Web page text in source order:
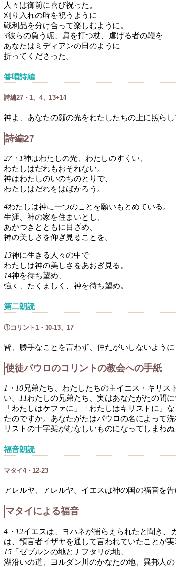
人々は御前に喜び祝った。
刈り入れの時を祝うように
戦利品を分け合って楽しむように。
3彼らの負う軛、肩を打つ杖、虐げる者の鞭を
あなたはミディアンの日のように
折ってくださった。
答唱詩編
詩編27・1、4、13+14
神よ、あなたの顔の光をわたしたちの上に照らし
詩編27
27・1神はわたしの光、わたしのすくい、
わたしはだれもおそれない。
神はわたしのいのちのとりで、
わたしはだれをはばかろう。
4わたしは神に一つのことを願いもとめている。
生涯、神の家を住まいとし、
あかつきとともに目ざめ、
神の美しさを仰ぎ見ることを。
13神に生きる人々の中で
わたしは神の美しさをあおぎ見る。
14神を待ち望め、
強く、たくましく、神を待ち望め。
第二朗読
①コリント1・10-13、17
皆、勝手なことを言わず、仲たがいしないように
使徒パウロのコリントの教会への手紙
1・10兄弟たち、わたしたちの主イエス・キリ
い。 11わたしの兄弟たち、実はあなたがたの間
「わたしはケファに」「わたしはキリストに」
たのですか。あなたがたはパウロの名によって洗
リストの十字架がむなしいものになってしまわ
福音朗読
マタイ4・12-23
アレルヤ、アレルヤ。イエスは神の国の福音を
マタイによる福音
4・12イエスは、ヨハネが捕らえられたと聞き、
は、預言者イザヤを通して言われていたことが実
15 「ゼブルンの地とナフタリの地、
湖沿いの道、ヨルダン川のかなたの地、異邦人の